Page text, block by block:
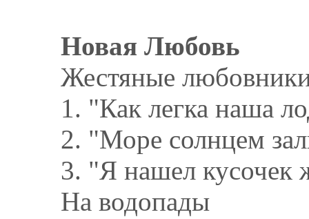
Новая Любовь
Жестяные
1. "Как легка наша
2. "Море солнцем
3. "Я нашел кусочек
На водопады